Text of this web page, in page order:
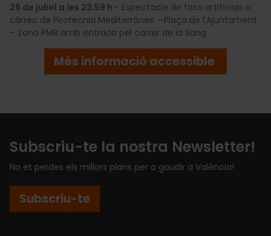
26 de juliol a les 23.59 h – Espectacle de focs artificials a
càrrec de Pirotecnia Mediterráneo – Plaça de l’Ajuntament
– Zona PMR amb entrada pel carrer de la Sang
Més informació accessible
Subscriu-te la nostra Newsletter!
No et perdes els millors plans per a gaudir a València!
Subscriu-te